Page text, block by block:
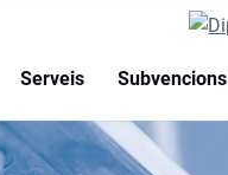
Serveis Subvencions